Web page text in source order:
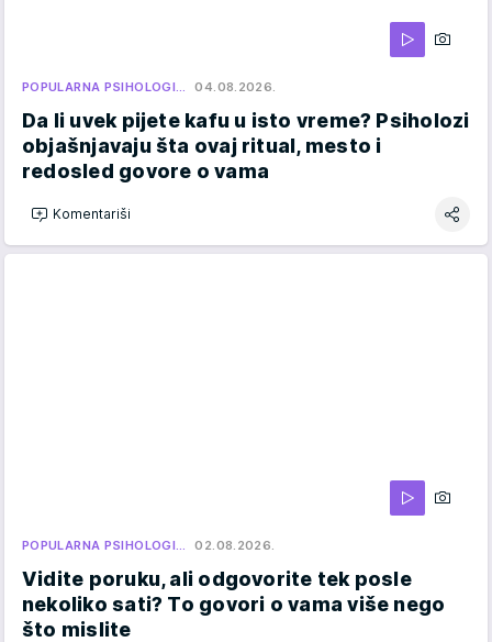
POPULARNA PSIHOLOGI… 04.08.2026.
Da li uvek pijete kafu u isto vreme? Psiholozi
objašnjavaju šta ovaj ritual, mesto i
redosled govore o vama
Komentariši
POPULARNA PSIHOLOGI… 02.08.2026.
Vidite poruku, ali odgovorite tek posle
nekoliko sati? To govori o vama više nego
što mislite